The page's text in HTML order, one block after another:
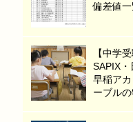
偏差値
【中学
SAPIX・
早稲ア
ーブル